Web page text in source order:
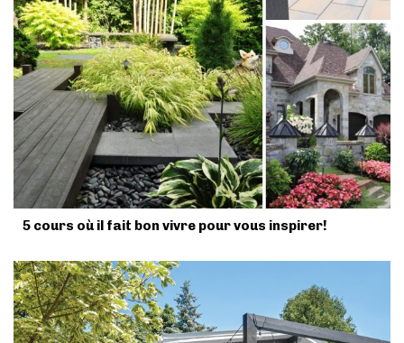
5 cours où il fait bon vivre pour vous inspirer!